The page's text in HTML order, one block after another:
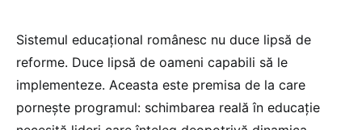
Sistemul educațional românesc nu duce lipsă de
reforme. Duce lipsă de oameni capabili să le
implementeze. Aceasta este premisa de la care
pornește programul: schimbarea reală în educație